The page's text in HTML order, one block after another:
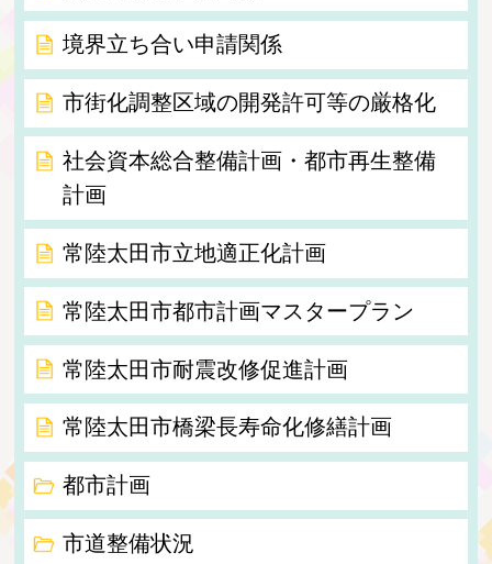
境界立ち合い申請関係
市街化調整区域の開発許可等の厳格化
社会資本総合整備計画・都市再生整備
計画
常陸太田市立地適正化計画
常陸太田市都市計画マスタープラン
常陸太田市耐震改修促進計画
常陸太田市橋梁長寿命化修繕計画
都市計画
市道整備状況